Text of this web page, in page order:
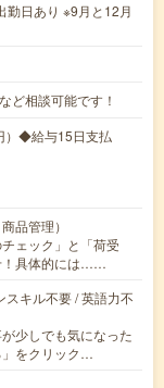
日あり ※9月と12月
ど相談可能です！
）◆給与15日支払
品管理）
ェック」と「荷受
！具体的には……
スキル不要 / 英語力不
少しでも気になった
」をクリック…